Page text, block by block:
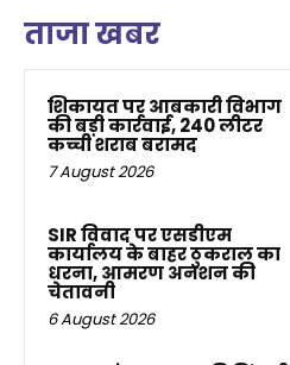
ताजा खबर
शिकायत पर आबकारी विभाग
की बड़ी कार्रवाई, 240 लीटर
कच्ची शराब बरामद
7 August 2026
SIR विवाद पर एसडीएम
कार्यालय के बाहर ठुकराल का
धरना, आमरण अनशन की
चेतावनी
6 August 2026